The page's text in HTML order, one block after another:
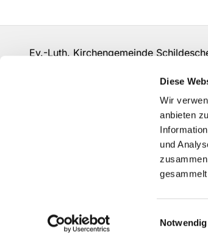
Diese
Wir
anbieten
und
Notwendig
Ev.-Luth. Kirchengemeinde